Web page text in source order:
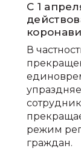
С 1
В
режим
граждан.